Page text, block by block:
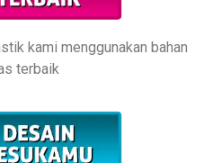
kami menggunakan bahan
terbaik